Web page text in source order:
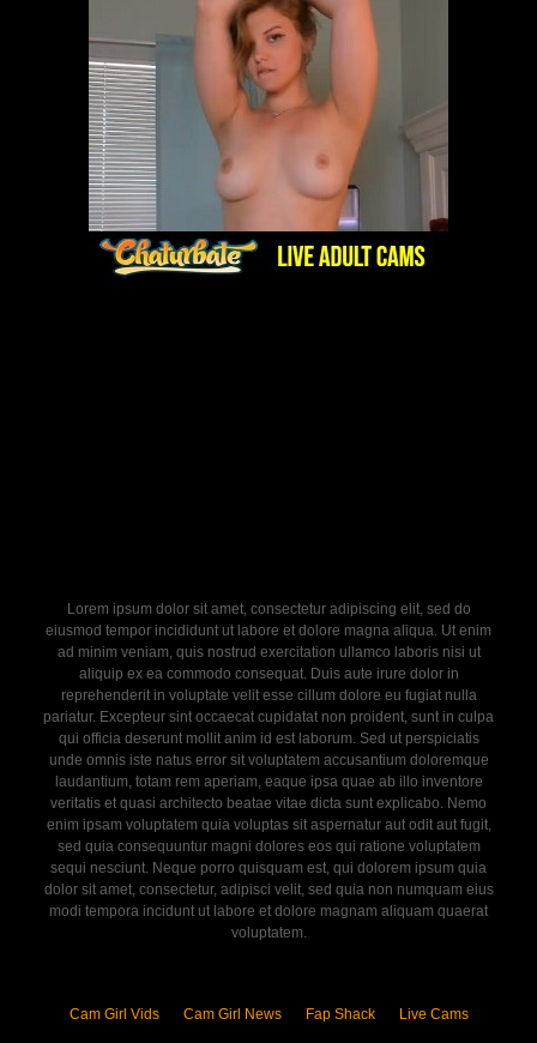
Lorem ipsum dolor sit amet, consectetur adipiscing elit, sed do
eiusmod tempor incididunt ut labore et dolore magna aliqua. Ut enim
ad minim veniam, quis nostrud exercitation ullamco laboris nisi ut
aliquip ex ea commodo consequat. Duis aute irure dolor in
reprehenderit in voluptate velit esse cillum dolore eu fugiat nulla
pariatur. Excepteur sint occaecat cupidatat non proident, sunt in culpa
qui officia deserunt mollit anim id est laborum. Sed ut perspiciatis
unde omnis iste natus error sit voluptatem accusantium doloremque
laudantium, totam rem aperiam, eaque ipsa quae ab illo inventore
veritatis et quasi architecto beatae vitae dicta sunt explicabo. Nemo
enim ipsam voluptatem quia voluptas sit aspernatur aut odit aut fugit,
sed quia consequuntur magni dolores eos qui ratione voluptatem
sequi nesciunt. Neque porro quisquam est, qui dolorem ipsum quia
dolor sit amet, consectetur, adipisci velit, sed quia non numquam eius
modi tempora incidunt ut labore et dolore magnam aliquam quaerat
voluptatem.
Cam Girl Vids Cam Girl News Fap Shack Live Cams